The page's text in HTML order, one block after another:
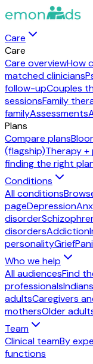
Care
Care
Care overviewHow
matched clinicians
follow-upCouples
sessionsFamily
familyAssessments
Plans
Compare plans
(flagship)Therapy
finding the right
Conditions
All conditions
pageDepression
disorder
disordersAddiction
personalityGrief
Who we help
All audiencesFind
professionals
adultsCaregivers
mothersOlder
Team
Clinical teamBy
functions